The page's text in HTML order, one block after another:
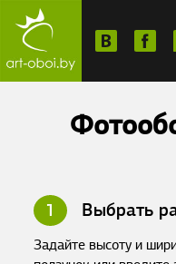
1 Выбрать
Задайте высоту и